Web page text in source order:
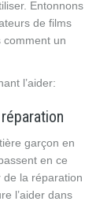
Entonnons
de films
comment un
l’aider:
garçon en
en ce
la réparation
l’aider dans